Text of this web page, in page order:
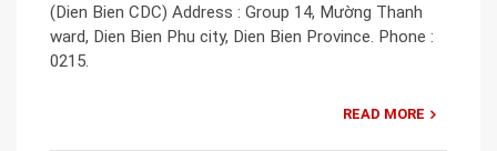
(Dien Bien CDC) Address : Group 14, Mường Thanh
ward, Dien Bien Phu city, Dien Bien Province. Phone :
0215.
READ MORE